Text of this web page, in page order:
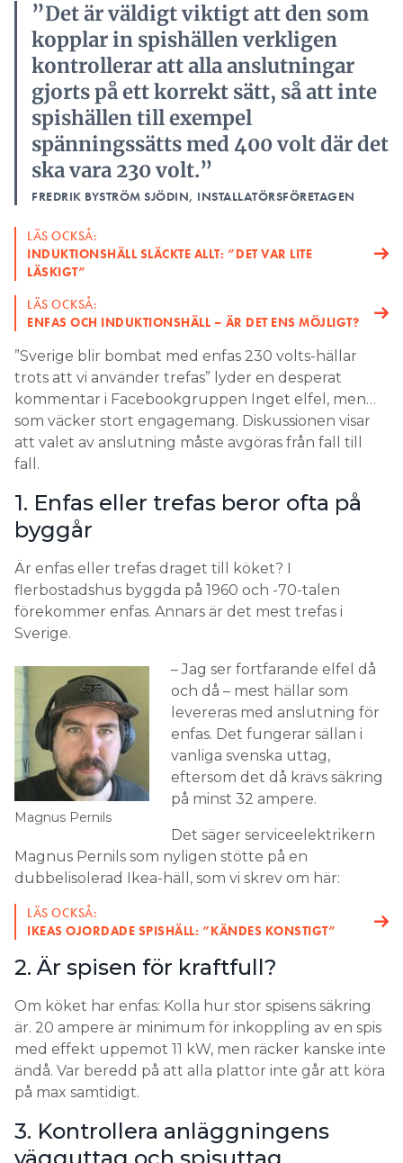
”Det är väldigt viktigt att den som
kopplar in spishällen verkligen
kontrollerar att alla anslutningar
gjorts på ett korrekt sätt, så att inte
spishällen till exempel
spänningssätts med 400 volt där det
ska vara 230 volt.”
FREDRIK BYSTRÖM SJÖDIN, INSTALLATÖRSFÖRETAGEN
LÄS OCKSÅ:
INDUKTIONSHÄLL SLÄCKTE ALLT: ”DET VAR LITE
LÄSKIGT”
LÄS OCKSÅ:
ENFAS OCH INDUKTIONSHÄLL – ÄR DET ENS MÖJLIGT?
”Sverige blir bombat med enfas 230 volts-hällar
trots att vi använder trefas” lyder en desperat
kommentar i Facebookgruppen Inget elfel, men…
som väcker stort engagemang. Diskussionen visar
att valet av anslutning måste avgöras från fall till
fall.
1. Enfas eller trefas beror ofta på
byggår
Är enfas eller trefas draget till köket? I
flerbostadshus byggda på 1960 och -70-talen
förekommer enfas. Annars är det mest trefas i
Sverige.
Magnus Pernils
– Jag ser fortfarande elfel då
och då – mest hällar som
levereras med anslutning för
enfas. Det fungerar sällan i
vanliga svenska uttag,
eftersom det då krävs säkring
på minst 32 ampere.
Det säger serviceelektrikern
Magnus Pernils som nyligen stötte på en
dubbelisolerad Ikea-häll, som vi skrev om här:
LÄS OCKSÅ:
IKEAS OJORDADE SPISHÄLL: ”KÄNDES KONSTIGT”
2. Är spisen för kraftfull?
Om köket har enfas: Kolla hur stor spisens säkring
är. 20 ampere är minimum för inkoppling av en spis
med effekt uppemot 11 kW, men räcker kanske inte
ändå. Var beredd på att alla plattor inte går att köra
på max samtidigt.
3. Kontrollera anläggningens